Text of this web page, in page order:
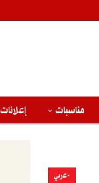
مناسبات إعلانات
-عربي